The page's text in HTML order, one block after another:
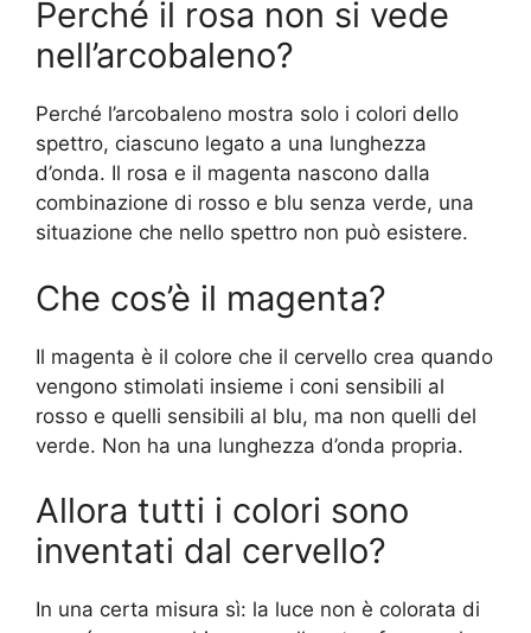
Perché il rosa non si vede
nell’arcobaleno?
Perché l’arcobaleno mostra solo i colori dello
spettro, ciascuno legato a una lunghezza
d’onda. Il rosa e il magenta nascono dalla
combinazione di rosso e blu senza verde, una
situazione che nello spettro non può esistere.
Che cos’è il magenta?
Il magenta è il colore che il cervello crea quando
vengono stimolati insieme i coni sensibili al
rosso e quelli sensibili al blu, ma non quelli del
verde. Non ha una lunghezza d’onda propria.
Allora tutti i colori sono
inventati dal cervello?
In una certa misura sì: la luce non è colorata di